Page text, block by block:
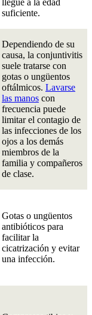
llegue a la edad
suficiente.
Dependiendo de su
causa, la conjuntivitis
suele tratarse con
gotas o ungüentos
oftálmicos. Lavarse
las manos con
frecuencia puede
limitar el contagio de
las infecciones de los
ojos a los demás
miembros de la
familia y compañeros
de clase.
Gotas o ungüentos
antibióticos para
facilitar la
cicatrización y evitar
una infección.